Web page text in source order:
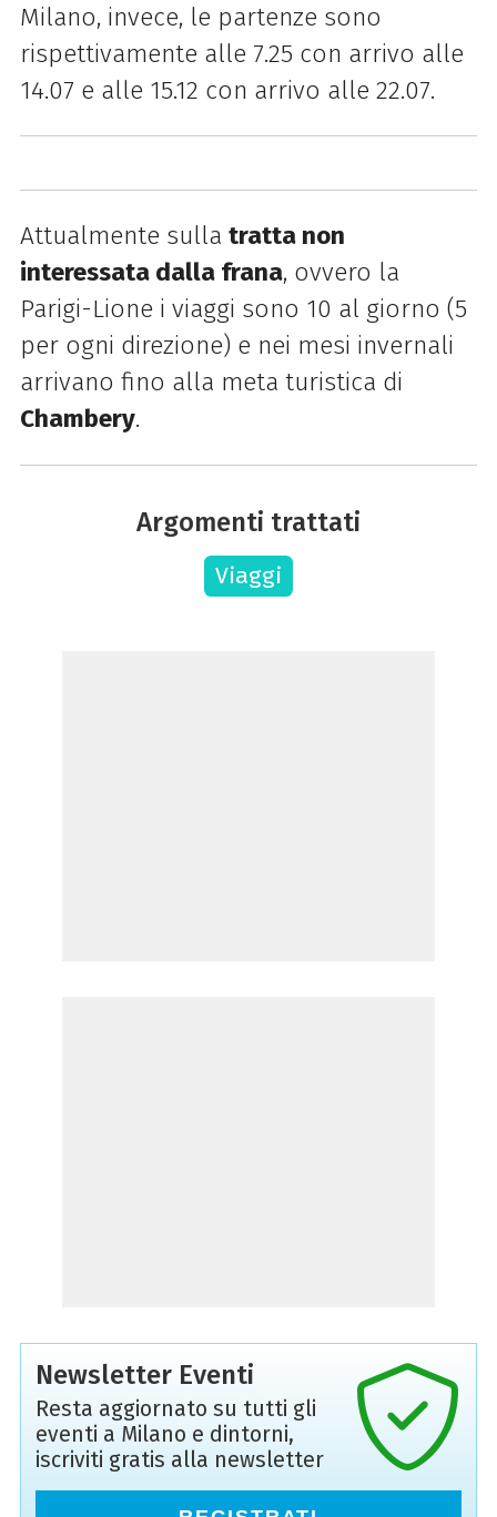
Milano, invece, le partenze sono
rispettivamente alle 7.25 con arrivo alle
14.07 e alle 15.12 con arrivo alle 22.07.
Attualmente sulla tratta non
interessata dalla frana, ovvero la
Parigi-Lione i viaggi sono 10 al giorno (5
per ogni direzione) e nei mesi invernali
arrivano fino alla meta turistica di
Chambery.
Argomenti trattati
Viaggi
Newsletter Eventi
Resta aggiornato su tutti gli
eventi a Milano e dintorni,
iscriviti gratis alla newsletter